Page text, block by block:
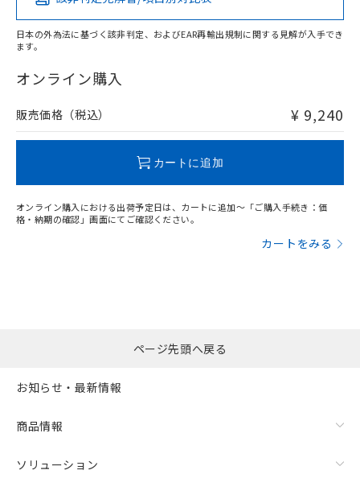
在庫等で未対応品が混在する可能性があります。
問い合わせください。
日本の外為法に基づく該非判定、およびEAR再輸出規制に関する見解が入手でき
ます。
オンライン購入
販売価格（税込） ¥ 9,240
カートに追加
オンライン購入における出荷予定日は、カートに追加～「ご購入手続き：価
格・納期の確認」画面にてご確認ください。
カートをみる
ページ先頭へ戻る
お知らせ・最新情報
商品情報
ソリューション